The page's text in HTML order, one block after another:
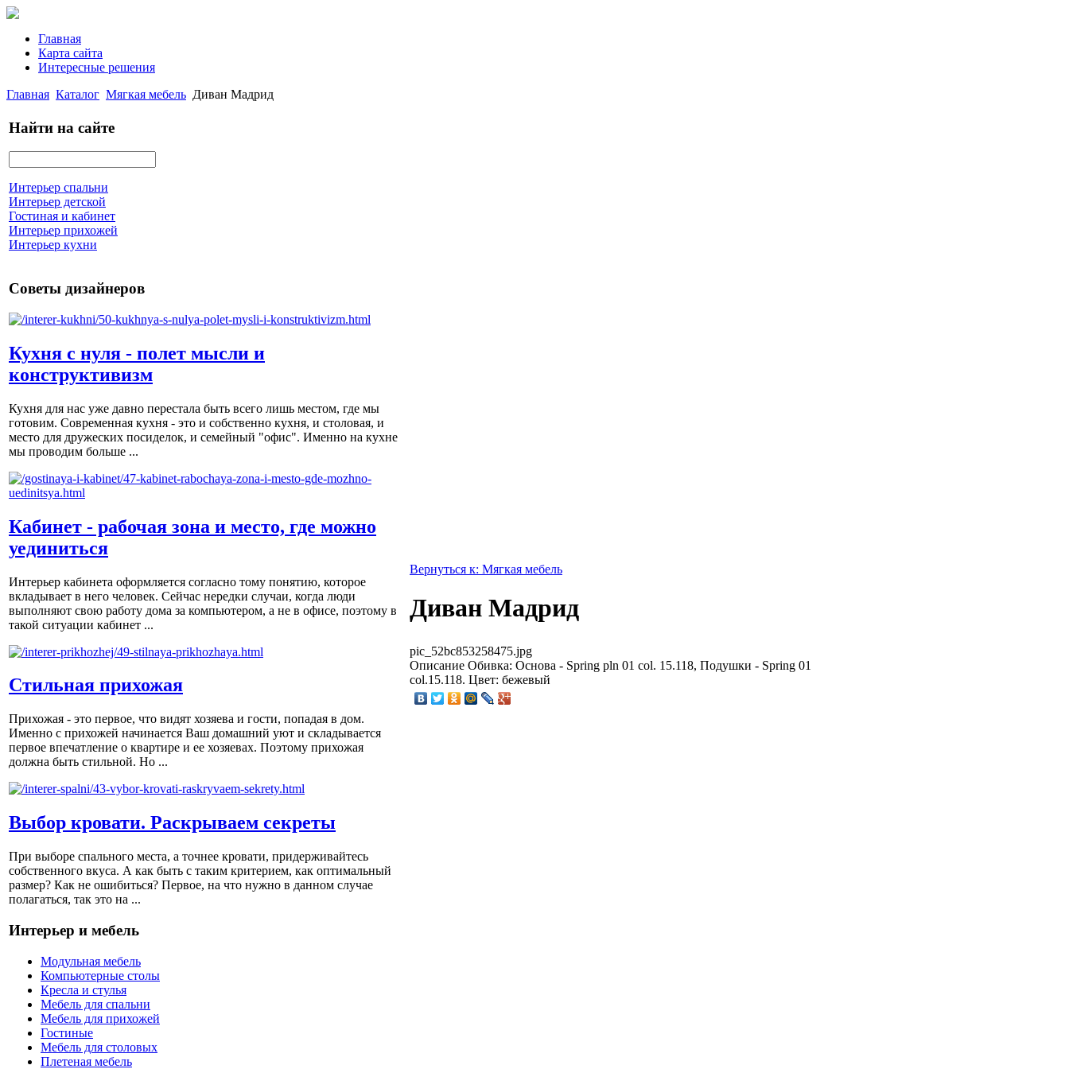
Главная
Карта сайта
Интересные решения
Главная Каталог Мягкая мебель Диван Мадрид
Найти на сайте
Интерьер спальни
Интерьер детской
Гостиная и кабинет
Интерьер прихожей
Интерьер кухни
Советы дизайнеров
Кухня с нуля - полет мысли и
конструктивизм
Кухня для нас уже давно перестала быть всего лишь местом, где мы
готовим. Современная кухня - это и собственно кухня, и столовая, и
место для дружеских посиделок, и семейный "офис". Именно на кухне
мы проводим больше ...
Кабинет - рабочая зона и место, где можно
уединиться
Интерьер кабинета оформляется согласно тому понятию, которое
вкладывает в него человек. Сейчас нередки случаи, когда люди
выполняют свою работу дома за компьютером, а не в офисе, поэтому в
такой ситуации кабинет ...
Стильная прихожая
Прихожая - это первое, что видят хозяева и гости, попадая в дом.
Именно с прихожей начинается Ваш домашний уют и складывается
первое впечатление о квартире и ее хозяевах. Поэтому прихожая
должна быть стильной. Но ...
Выбор кровати. Раскрываем секреты
При выборе спального места, а точнее кровати, придерживайтесь
собственного вкуса. А как быть с таким критерием, как оптимальный
размер? Как не ошибиться? Первое, на что нужно в данном случае
полагаться, так это на ...
Интерьер и мебель
Модульная мебель
Компьютерные столы
Кресла и стулья
Мебель для спальни
Мебель для прихожей
Гостиные
Мебель для столовых
Плетеная мебель
Вернуться к: Мягкая мебель
Диван Мадрид
pic_52bc853258475.jpg
Описание Обивка: Основа - Spring pln 01 col. 15.118, Подушки - Spring 01
col.15.118. Цвет: бежевый